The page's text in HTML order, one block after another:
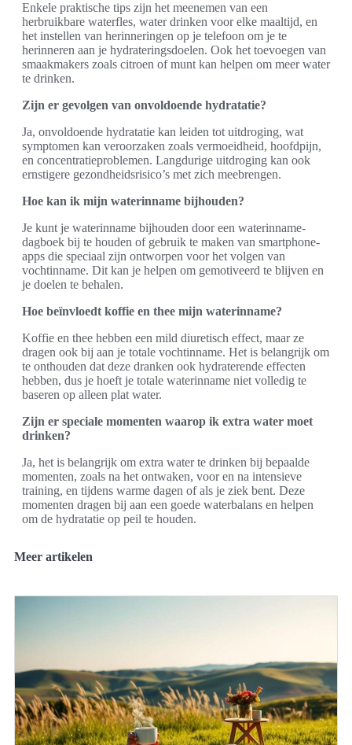
Enkele praktische tips zijn het meenemen van een
herbruikbare waterfles, water drinken voor elke maaltijd, en
het instellen van herinneringen op je telefoon om je te
herinneren aan je hydrateringsdoelen. Ook het toevoegen van
smaakmakers zoals citroen of munt kan helpen om meer water
te drinken.
Zijn er gevolgen van onvoldoende hydratatie?
Ja, onvoldoende hydratatie kan leiden tot uitdroging, wat
symptomen kan veroorzaken zoals vermoeidheid, hoofdpijn,
en concentratieproblemen. Langdurige uitdroging kan ook
ernstigere gezondheidsrisico’s met zich meebrengen.
Hoe kan ik mijn waterinname bijhouden?
Je kunt je waterinname bijhouden door een waterinname-
dagboek bij te houden of gebruik te maken van smartphone-
apps die speciaal zijn ontworpen voor het volgen van
vochtinname. Dit kan je helpen om gemotiveerd te blijven en
je doelen te behalen.
Hoe beïnvloedt koffie en thee mijn waterinname?
Koffie en thee hebben een mild diuretisch effect, maar ze
dragen ook bij aan je totale vochtinname. Het is belangrijk om
te onthouden dat deze dranken ook hydraterende effecten
hebben, dus je hoeft je totale waterinname niet volledig te
baseren op alleen plat water.
Zijn er speciale momenten waarop ik extra water moet
drinken?
Ja, het is belangrijk om extra water te drinken bij bepaalde
momenten, zoals na het ontwaken, voor en na intensieve
training, en tijdens warme dagen of als je ziek bent. Deze
momenten dragen bij aan een goede waterbalans en helpen
om de hydratatie op peil te houden.
Meer artikelen